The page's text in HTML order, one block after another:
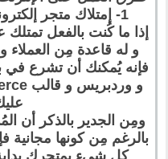
1- إمتلاك متجر إلكتروني على منصة و وردبريس
إذا ما كُنت بالفعل
و له قاعدة مِن العملاء
فإنه يُمكنك أن تشرع في
ومِن الجدير بالذكر أن
بالرغم مِن كونها مجانية
كل شيء بمتجرك